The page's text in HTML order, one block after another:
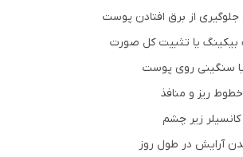
جلوگیری از برق افتادن پوست
بیکینگ یا تثبیت کل صورت
سنگینی روی پوست
ریز و منافذ
زیر چشم
آرایش در طول روز